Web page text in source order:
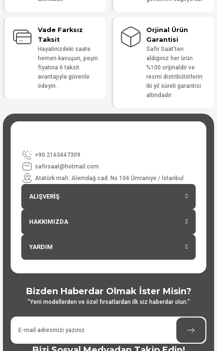
Vade Farksız
Taksit
Hayalinizdeki saate
hemen kavuşun, peşin
fiyatına 6 taksit
avantajıyla güvenle
ödeyin.
Orjinal Ürün
Garantisi
Safir Saat'ten
aldığınız her ürün
%100 orijinaldir ve
resmi distribütörlerin
iki yıl süreli garantisi
altındadır
+90 2163447309
safirsaat@hotmail.com
Atatürk mah. Alemdağ cad. No 104 Ümraniye / İstanbul
ALIŞVERİŞ
HAKKIMIZDA
YARDIM
Bizden Haberdar Olmak İster Misin?
"Yeni modellerden ve özel fırsatlardan ilk siz haberdar olun."